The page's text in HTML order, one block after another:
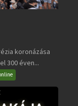
koronázása
300 éven...